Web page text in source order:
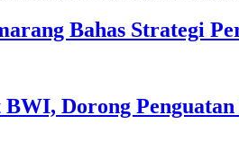
Bahas Strategi
Dorong